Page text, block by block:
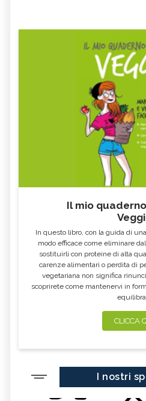
Il mio
In questo libro, con la guida di
modo efficace come eliminare
sostituirli con proteine di alta
carenze alimentari o perdita di
vegetariana non significa
scoprirete come mantenervi in
CLICCA
I nostri